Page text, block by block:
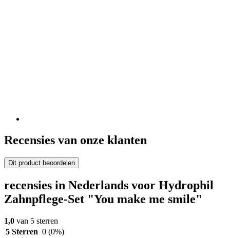
Recensies van onze klanten
Dit product beoordelen
recensies in Nederlands voor Hydrophil
Zahnpflege-Set "You make me smile"
1,0 van 5 sterren
5 Sterren 0 (0%)